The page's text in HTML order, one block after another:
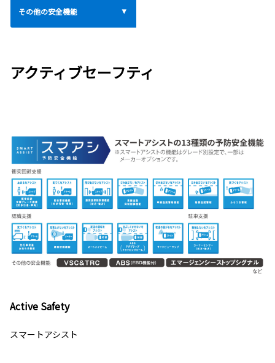
その他の安全機能
アクティブセーフティ
Active Safety
スマートアシスト